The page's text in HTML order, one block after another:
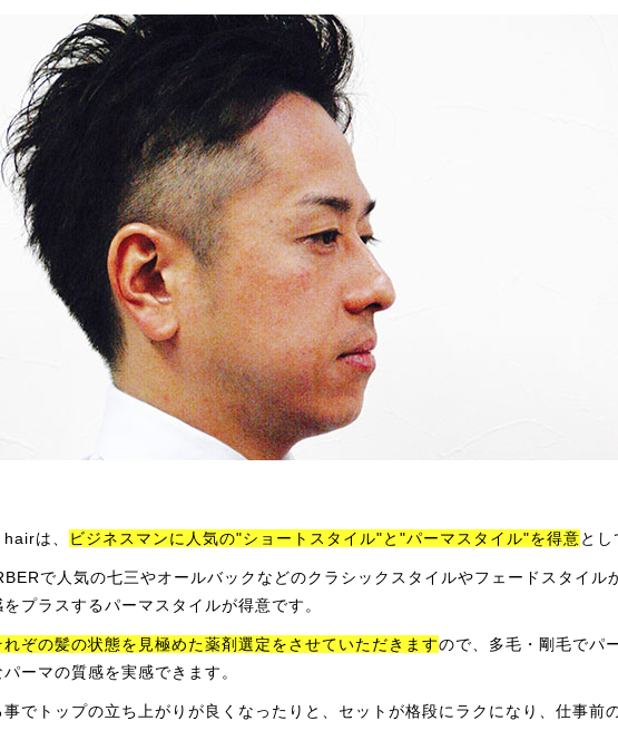
は、 ビジネスマンに人気の"ショートスタイル"と"パーマスタイル"を得意とし
で人気の七三やオールバックなどのクラシックスタイルやフェードスタイル
プラスするパーマスタイルが得意です。
ぞの髪の状態を見極めた薬剤選定をさせていただきますので、多毛・剛毛でパ
ーマの質感を実感できます。
でトップの立ち上がりが良くなったりと、セットが格段にラクになり、仕事前